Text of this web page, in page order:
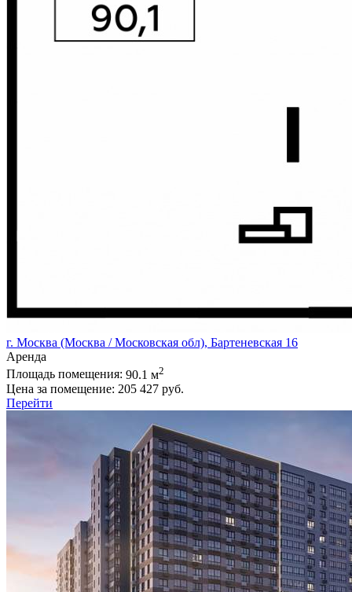
г. Москва (Москва / Московская обл), Бартеневская 16
Аренда
Площадь помещения: 90.1 м2
Цена за помещение: 205 427 руб.
Перейти